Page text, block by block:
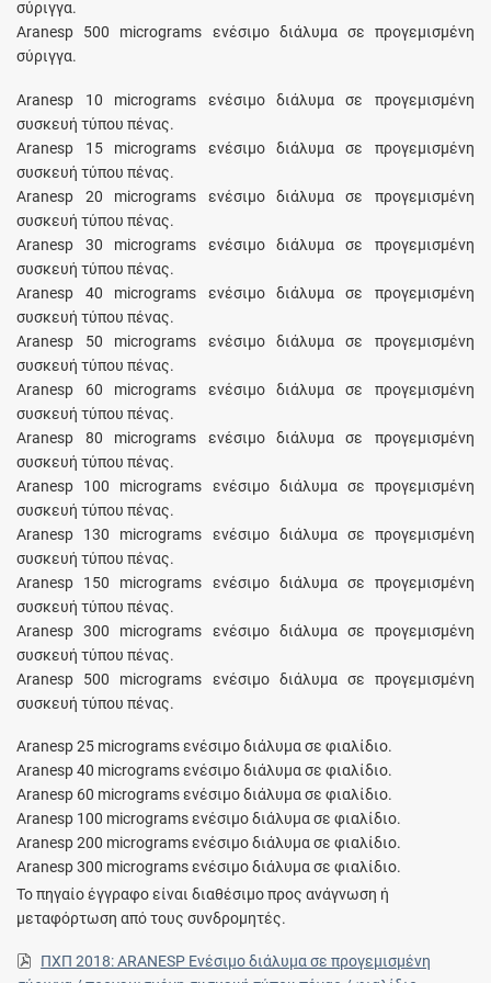
σύριγγα.
Aranesp 500 micrograms ενέσιμο διάλυμα σε προγεμισμένη
σύριγγα.
Aranesp 10 micrograms ενέσιμο διάλυμα σε προγεμισμένη
συσκευή τύπου πένας.
Aranesp 15 micrograms ενέσιμο διάλυμα σε προγεμισμένη
συσκευή τύπου πένας.
Aranesp 20 micrograms ενέσιμο διάλυμα σε προγεμισμένη
συσκευή τύπου πένας.
Aranesp 30 micrograms ενέσιμο διάλυμα σε προγεμισμένη
συσκευή τύπου πένας.
Aranesp 40 micrograms ενέσιμο διάλυμα σε προγεμισμένη
συσκευή τύπου πένας.
Aranesp 50 micrograms ενέσιμο διάλυμα σε προγεμισμένη
συσκευή τύπου πένας.
Aranesp 60 micrograms ενέσιμο διάλυμα σε προγεμισμένη
συσκευή τύπου πένας.
Aranesp 80 micrograms ενέσιμο διάλυμα σε προγεμισμένη
συσκευή τύπου πένας.
Aranesp 100 micrograms ενέσιμο διάλυμα σε προγεμισμένη
συσκευή τύπου πένας.
Aranesp 130 micrograms ενέσιμο διάλυμα σε προγεμισμένη
συσκευή τύπου πένας.
Aranesp 150 micrograms ενέσιμο διάλυμα σε προγεμισμένη
συσκευή τύπου πένας.
Aranesp 300 micrograms ενέσιμο διάλυμα σε προγεμισμένη
συσκευή τύπου πένας.
Aranesp 500 micrograms ενέσιμο διάλυμα σε προγεμισμένη
συσκευή τύπου πένας.
Aranesp 25 micrograms ενέσιμο διάλυμα σε φιαλίδιο.
Aranesp 40 micrograms ενέσιμο διάλυμα σε φιαλίδιο.
Aranesp 60 micrograms ενέσιμο διάλυμα σε φιαλίδιο.
Aranesp 100 micrograms ενέσιμο διάλυμα σε φιαλίδιο.
Aranesp 200 micrograms ενέσιμο διάλυμα σε φιαλίδιο.
Aranesp 300 micrograms ενέσιμο διάλυμα σε φιαλίδιο.
Το πηγαίο έγγραφο είναι διαθέσιμο προς ανάγνωση ή
μεταφόρτωση από τους συνδρομητές.
ΠΧΠ 2018: ARANESP Ενέσιμο διάλυμα σε προγεμισμένη